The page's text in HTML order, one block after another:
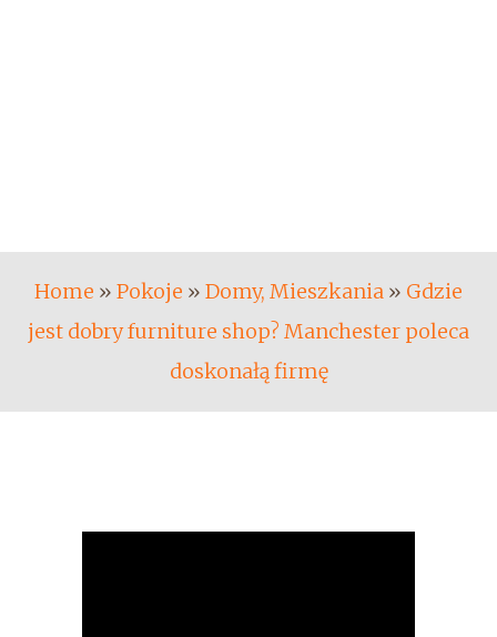
Home » Pokoje » Domy, Mieszkania » Gdzie
jest dobry furniture shop? Manchester poleca
doskonałą firmę